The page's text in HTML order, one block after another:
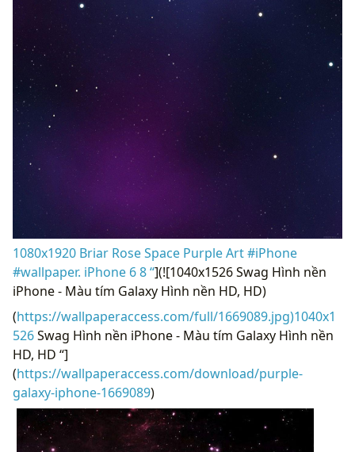
1080x1920 Briar Rose Space Purple Art #iPhone
#wallpaper. iPhone 6 8 “](![1040x1526 Swag Hình nền
iPhone - Màu tím Galaxy Hình nền HD, HD)
(https://wallpaperaccess.com/full/1669089.jpg)1040x1
526Swag Hình nền iPhone - Màu tím Galaxy Hình nền
HD, HD “]
(https://wallpaperaccess.com/download/purple-
galaxy-iphone-1669089)